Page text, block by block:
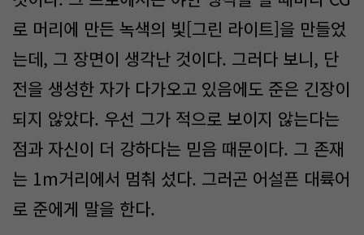
로 머리에 만든 녹색의 빛[그린 라이트]을 만들었
는데, 그 장면이 생각난 것이다. 그러다 보니, 단
전을 생성한 자가 다가오고 있음에도 준은 긴장이
되지 않았다. 우선 그가 적으로 보이지 않는다는
점과 자신이 더 강하다는 믿음 때문이다. 그 존재
는 1m거리에서 멈춰 섰다. 그러곤 어설픈 대륙어
로 준에게 말을 한다.